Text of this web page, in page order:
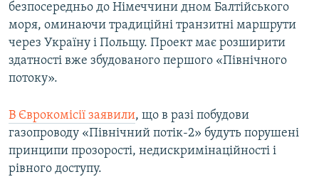
безпосередньо до Німеччини дном Балтійського
моря, оминаючи традиційні транзитні маршрути
через Україну і Польщу. Проект має розширити
здатності вже збудованого першого «Північного
потоку».
В Єврокомісії заявили, що в разі побудови
газопроводу «Північний потік-2» будуть порушені
принципи прозорості, недискримінаційності і
рівного доступу.